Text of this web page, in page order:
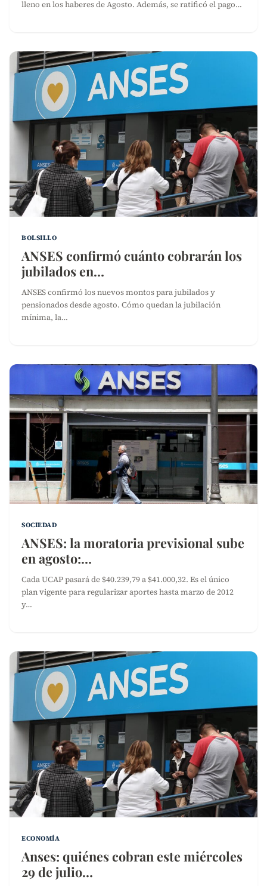
lleno en los haberes de Agosto. Además, se ratificó el pago…
BOLSILLO
ANSES confirmó cuánto cobrarán los
jubilados en…
ANSES confirmó los nuevos montos para jubilados y
pensionados desde agosto. Cómo quedan la jubilación
mínima, la…
SOCIEDAD
ANSES: la moratoria previsional sube
en agosto:…
Cada UCAP pasará de $40.239,79 a $41.000,32. Es el único
plan vigente para regularizar aportes hasta marzo de 2012
y…
ECONOMÍA
Anses: quiénes cobran este miércoles
29 de julio…